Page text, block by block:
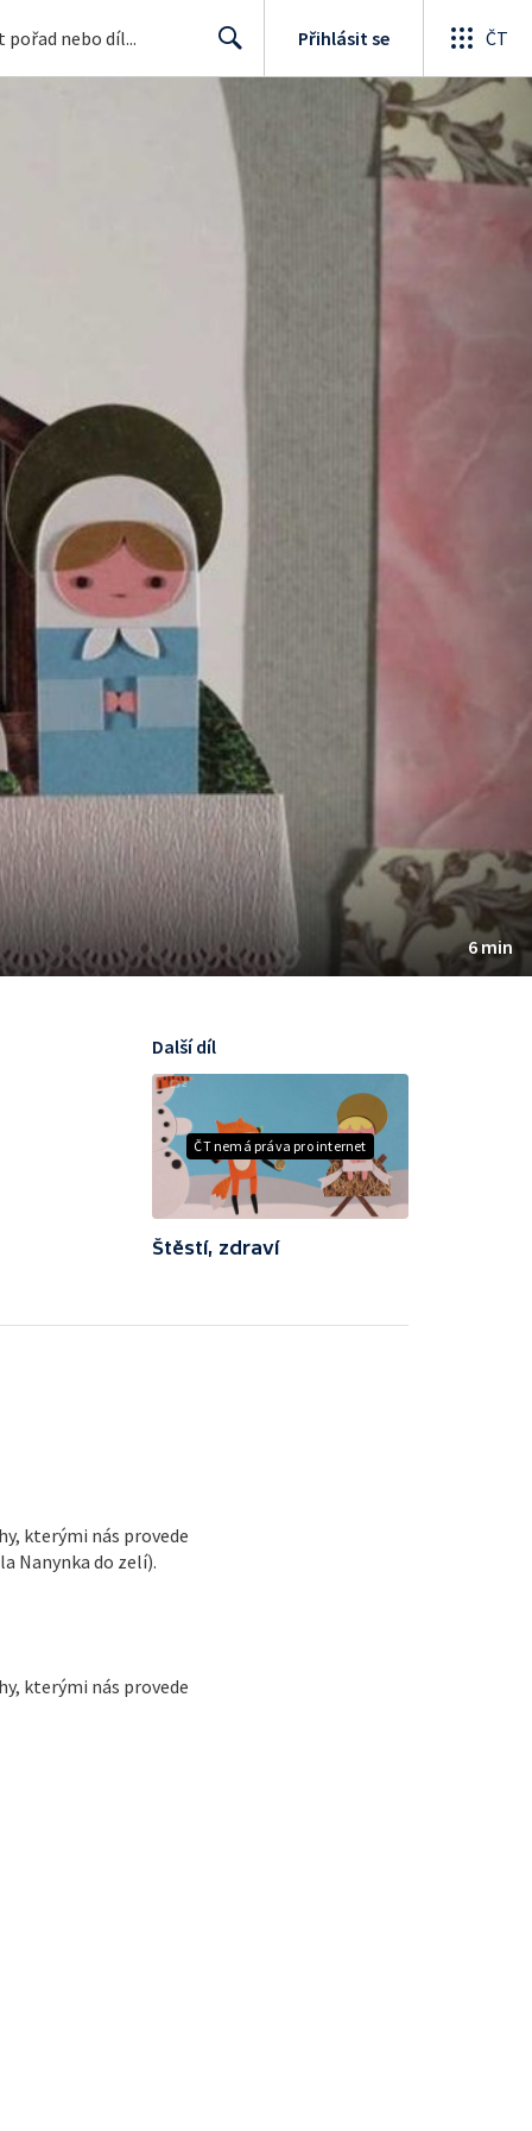
Search
Přihlásit se ČT
6 min
ČT nemá práva pro internet
Další díl
Štěstí, zdraví
kterými nás provede
Nanynka do zelí).
kterými nás provede